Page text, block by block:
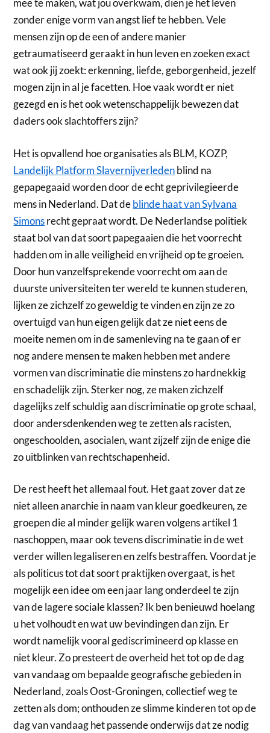
mee te maken, wat jou overkwam, dien je het leven
zonder enige vorm van angst lief te hebben. Vele
mensen zijn op de een of andere manier
getraumatiseerd geraakt in hun leven en zoeken exact
wat ook jij zoekt: erkenning, liefde, geborgenheid, jezelf
mogen zijn in al je facetten. Hoe vaak wordt er niet
gezegd en is het ook wetenschappelijk bewezen dat
daders ook slachtoffers zijn?
Het is opvallend hoe organisaties als BLM, KOZP,
Landelijk Platform Slavernijverledenblind na
gepapegaaid worden door de echt geprivilegieerde
mens in Nederland. Dat deblinde haat van Sylvana
Simonsrecht gepraat wordt. De Nederlandse politiek
staat bol van dat soort papegaaien die het voorrecht
hadden om in alle veiligheid en vrijheid op te groeien.
Door hun vanzelfsprekende voorrecht om aan de
duurste universiteiten ter wereld te kunnen studeren,
lijken ze zichzelf zo geweldig te vinden en zijn ze zo
overtuigd van hun eigen gelijk dat ze niet eens de
moeite nemen om in de samenleving na te gaan of er
nog andere mensen te maken hebben met andere
vormen van discriminatie die minstens zo hardnekkig
en schadelijk zijn. Sterker nog, ze maken zichzelf
dagelijks zelf schuldig aan discriminatie op grote schaal,
door andersdenkenden weg te zetten als racisten,
ongeschoolden, asocialen, want zijzelf zijn de enige die
zo uitblinken van rechtschapenheid.
De rest heeft het allemaal fout. Het gaat zover dat ze
niet alleen anarchie in naam van kleur goedkeuren, ze
groepen die al minder gelijk waren volgens artikel 1
naschoppen, maar ook tevens discriminatie in de wet
verder willen legaliseren en zelfs bestraffen. Voordat je
als politicus tot dat soort praktijken overgaat, is het
mogelijk een idee om een jaar lang onderdeel te zijn
van de lagere sociale klassen? Ik ben benieuwd hoelang
u het volhoudt en wat uw bevindingen dan zijn. Er
wordt namelijk vooral gediscrimineerd op klasse en
niet kleur. Zo presteert de overheid het tot op de dag
van vandaag om bepaalde geografische gebieden in
Nederland, zoals Oost-Groningen, collectief weg te
zetten als dom; onthouden ze slimme kinderen tot op de
dag van vandaag het passende onderwijs dat ze nodig